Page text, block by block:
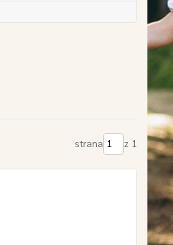
strana z 1